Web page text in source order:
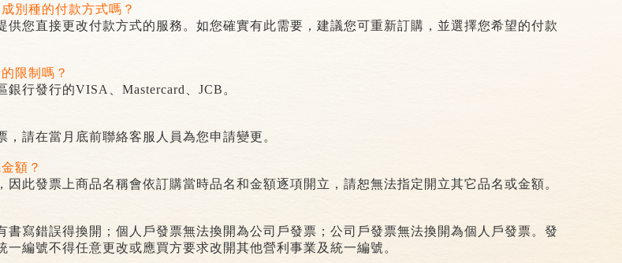
別種的付款方式嗎？
供您直接更改付款方式的服務。如您確實有此需要，建議您可重新訂購，並選擇您希望的付款
限制嗎？
銀行發行的VISA Mastercard JCB 。
，請在當月底前聯絡客服人員為您申請變更。
額？
因此發票上商品名稱會依訂購當時品名和金額逐項開立，請恕無法指定開立其它品名或金額。
書寫錯誤得換開；個人戶發票無法換開為公司戶發票；公司戶發票無法換開為個人戶發票。發
一編號不得任意更改或應買方要求改開其他營利事業及統一編號。